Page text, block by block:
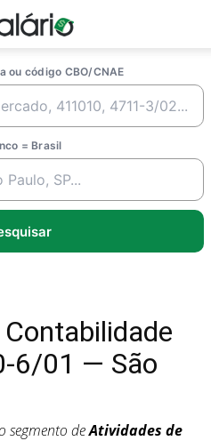
ou código CBO/CNAE
= Brasil
6/01 — São
segmento deAtividades de